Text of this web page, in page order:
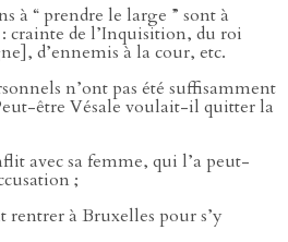
à “ prendre le large ” sont à
crainte de l’Inquisition, du roi
d’ennemis à la cour, etc.
n’ont pas été suffisamment
être Vésale voulait-il quitter la
avec sa femme, qui l’a peut-
;
rentrer à Bruxelles pour s’y